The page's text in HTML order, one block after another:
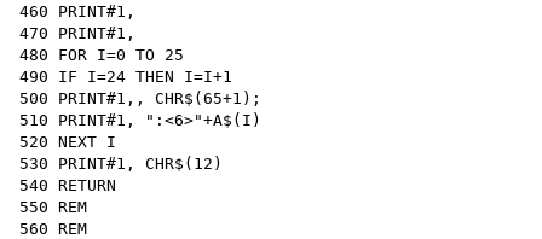
460 PRINT#1,
470 PRINT#1,
480 FOR I=0 TO 25
490 IF I=24 THEN I=I+1
500 PRINT#1,, CHR$(65+1);
510 PRINT#1, ":<6>"+A$(I)
520 NEXT I
530 PRINT#1, CHR$(12)
540 RETURN
550 REM
560 REM